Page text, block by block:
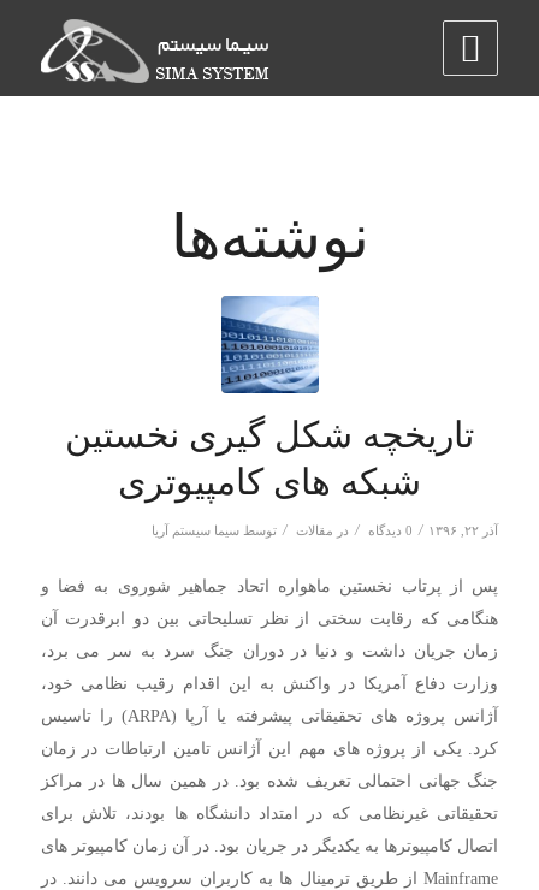
نوشته‌ها
تاریخچه شکل گیری نخستین
شبکه های کامپیوتری
آذر ۲۲, ۱۳۹۶ / 0 دیدگاه / در مقالات / توسط سیما سیستم آریا
پس از پرتاب نخستین ماهواره اتحاد جماهیر شوروی به فضا و
هنگامی که رقابت سختی از نظر تسلیحاتی بین دو ابرقدرت آن
زمان جریان داشت و دنیا در دوران جنگ سرد به سر می برد،
وزارت دفاع آمریکا در واکنش به این اقدام رقیب نظامی خود،
آژانس پروژه های تحقیقاتی پیشرفته یا آرپا (ARPA) را تاسیس
کرد. یکی از پروژه های مهم این آژانس تامین ارتباطات در زمان
جنگ جهانی احتمالی تعریف شده بود. در همین سال ها در مراکز
تحقیقاتی غیرنظامی که در امتداد دانشگاه ها بودند، تلاش برای
اتصال کامپیوترها به یکدیگر در جریان بود. در آن زمان کامپیوتر های
Mainframe از طریق ترمینال ها به کاربران سرویس می دانند. در